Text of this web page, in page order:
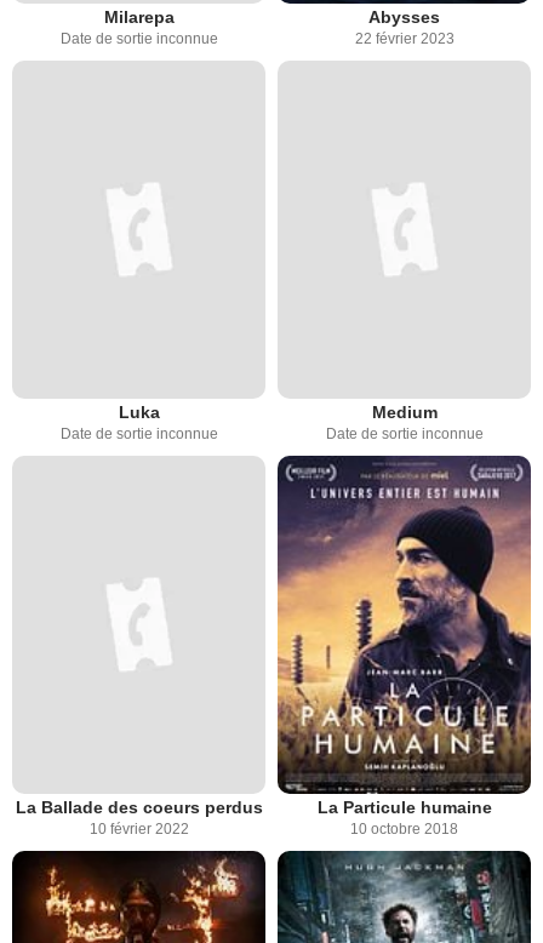
Milarepa
Date de sortie inconnue
Abysses
22 février 2023
Luka
Date de sortie inconnue
Medium
Date de sortie inconnue
La Ballade des coeurs perdus
10 février 2022
La Particule humaine
10 octobre 2018